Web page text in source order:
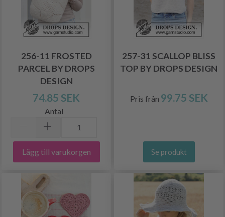
256-11 FROSTED
PARCEL BY DROPS
DESIGN
74.85 SEK
Antal
Lägg till varukorgen
257-31 SCALLOP BLISS
TOP BY DROPS DESIGN
Pris från 99.75 SEK
Se produkt